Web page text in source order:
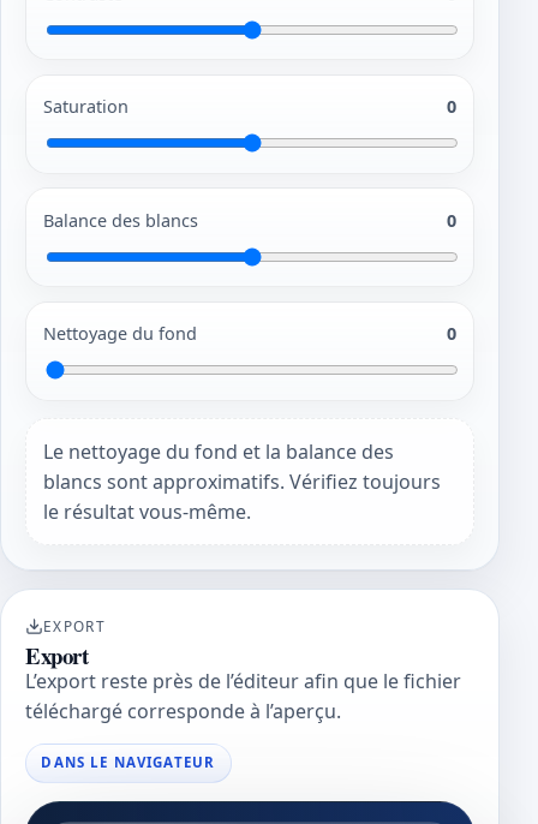
Saturation 0
Balance des blancs 0
Nettoyage du fond 0
Le nettoyage du fond et la balance des
blancs sont approximatifs. Vérifiez toujours
le résultat vous-même.
EXPORT
Export
L’export reste près de l’éditeur afin que le fichier
téléchargé corresponde à l’aperçu.
DANS LE NAVIGATEUR